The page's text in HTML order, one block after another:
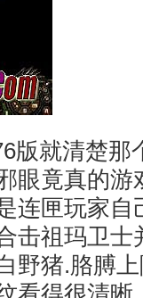
版就清楚那
眼竟真的游
连匣玩家自
击祖玛卫士
野猪.胳膊